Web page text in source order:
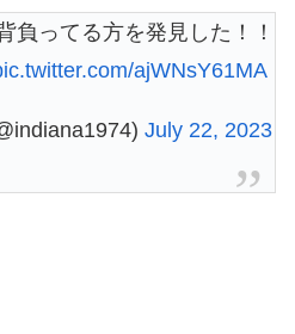
負ってる方を発見した！！
ajWNsY61MA
July 22, 2023